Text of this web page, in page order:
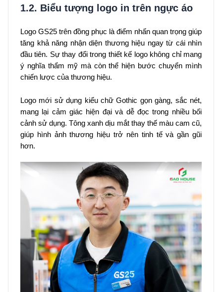
1.2. Biểu tượng logo in trên ngực áo
Logo GS25 trên đồng phục là điểm nhấn quan trọng giúp
tăng khả năng nhận diện thương hiệu ngay từ cái nhìn
đầu tiên. Sự thay đổi trong thiết kế logo không chỉ mang
ý nghĩa thẩm mỹ mà còn thể hiện bước chuyển mình
chiến lược của thương hiệu.
Logo mới sử dụng kiểu chữ Gothic gọn gàng, sắc nét,
mang lại cảm giác hiện đại và dễ đọc trong nhiều bối
cảnh sử dụng. Tông xanh dịu mắt thay thế màu cam cũ,
giúp hình ảnh thương hiệu trở nên tinh tế và gần gũi
hơn.